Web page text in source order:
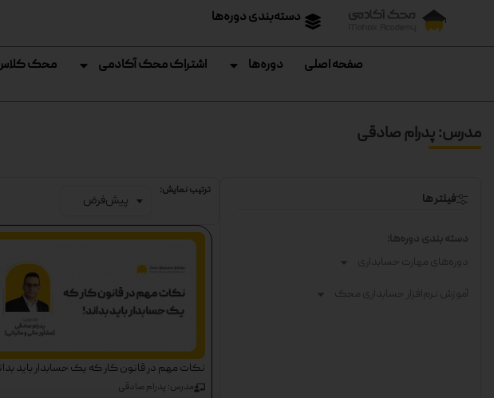
دسته‌بندی دوره‌ها
صفحه اصلی دوره‌ها اشتراک محک آکادمی محک
مدرس: پدرام صادقی
فیلتر ها
دسته بندی دوره‌ها:
دوره‌های مهارت حسابداری
آموزش نرم‌افزار حسابداری محک
ترتیب نمایش:
نکات مهم در قانون کار که یک حسابدار باید
مدرس: پدرام صادقی